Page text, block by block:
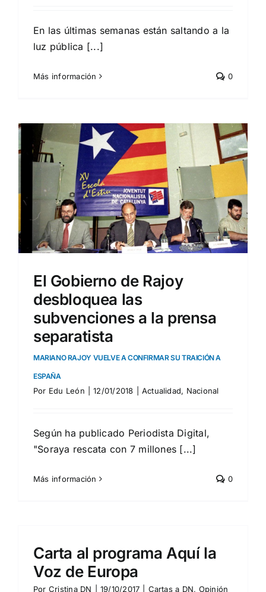
En las últimas semanas están saltando a la
luz pública [...]
Más información 0
El Gobierno de Rajoy
desbloquea las
subvenciones a la prensa
separatista
MARIANO RAJOY VUELVE A CONFIRMAR SU TRAICIÓN A
ESPAÑA
Por Edu León 12/01/2018 Actualidad, Nacional
Según ha publicado Periodista Digital,
"Soraya rescata con 7 millones [...]
Más información 0
Carta al programa Aquí la
Voz de Europa
Por Cristina DN 19/10/2017 Cartas a DN, Opinión